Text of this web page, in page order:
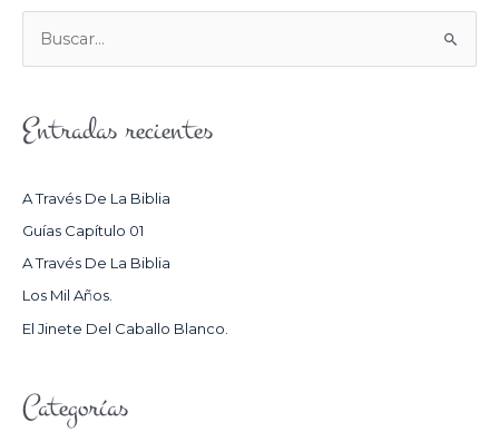
U
C
R
:
Entradas recientes
A Través De La Biblia
Guías Capítulo 01
A Través De La Biblia
Los Mil Años.
El Jinete Del Caballo Blanco.
Categorías